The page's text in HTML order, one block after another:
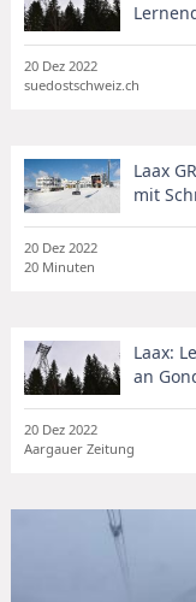
20 Dez 2022
suedostschweiz.ch
Laax
mit
20 Dez 2022
20 Minuten
Laax:
an
20 Dez 2022
Aargauer Zeitung